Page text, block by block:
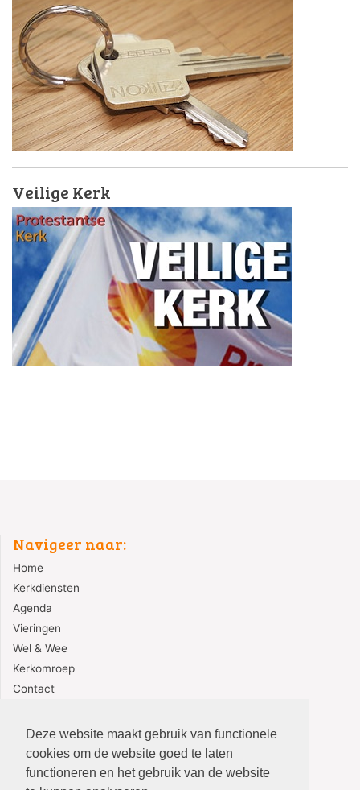
Deze website maakt gebruik van functionele
cookies om de website goed te laten
functioneren en het gebruik van de website
Veilige Kerk
Navigeer naar:
Home
Kerkdiensten
Agenda
Vieringen
Wel & Wee
Kerkomroep
Contact